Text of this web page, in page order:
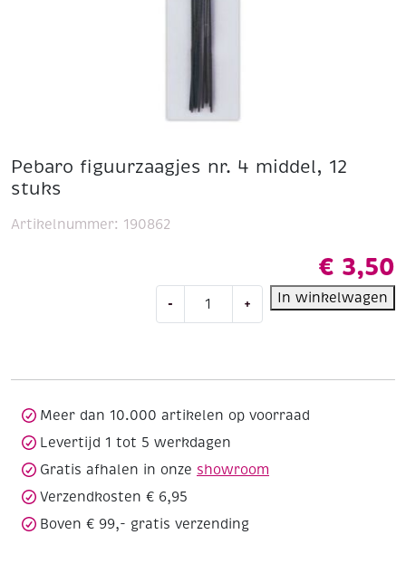
Pebaro figuurzaagjes nr. 4 middel, 12
stuks
€ 3,50
-
figuurzaagjes
stuks
+ In winkelwagen
Artikelnummer: 190862
Meer dan 10.000 artikelen op voorraad
Levertijd 1 tot 5 werkdagen
Gratis afhalen in onze showroom
Verzendkosten € 6,95
Boven € 99,- gratis verzending